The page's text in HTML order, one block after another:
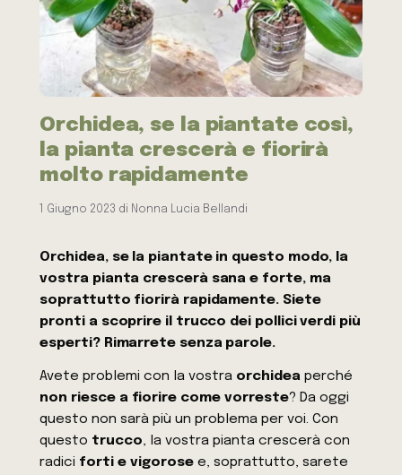
Orchidea, se la piantate così,
la pianta crescerà e fiorirà
molto rapidamente
1 Giugno 2023 di Nonna Lucia Bellandi
Orchidea, se la piantate in questo modo, la
vostra pianta crescerà sana e forte, ma
soprattutto fiorirà rapidamente. Siete
pronti a scoprire il trucco dei pollici verdi più
esperti? Rimarrete senza parole.
Avete problemi con la vostra orchidea perché
non riesce a fiorire come vorreste? Da oggi
questo non sarà più un problema per voi. Con
questo trucco, la vostra pianta crescerà con
radici forti e vigorose e, soprattutto, sarete